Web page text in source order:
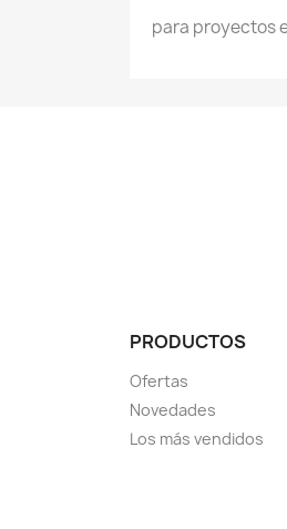
para proyectos
PRODUCTOS
Ofertas
Novedades
Los más vendidos